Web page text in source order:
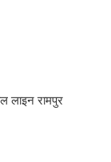
लाइन रामपुर